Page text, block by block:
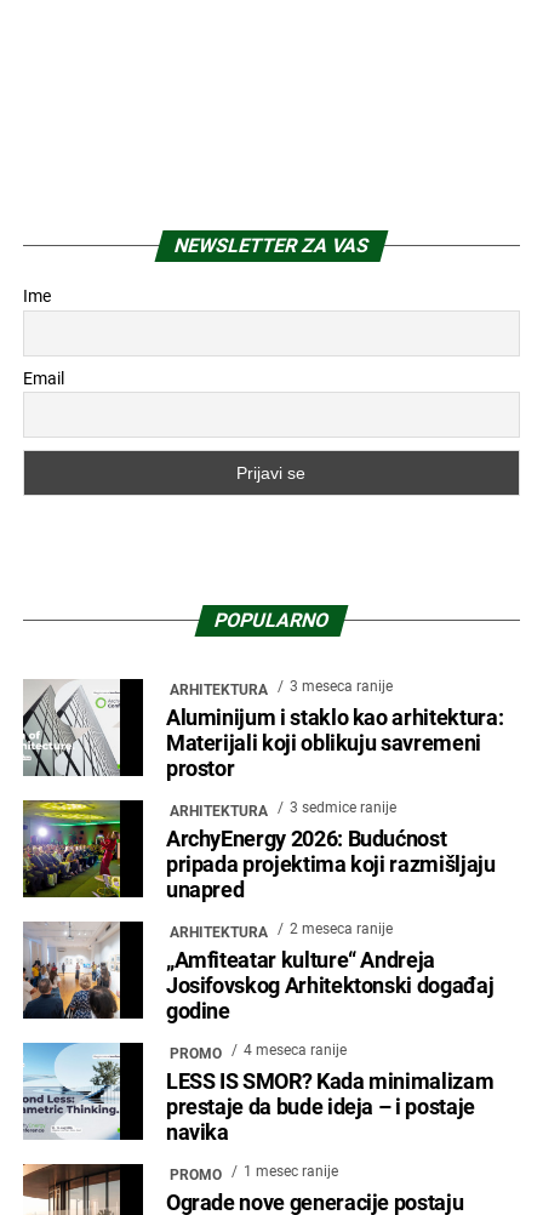
NEWSLETTER ZA VAS
Ime
Email
POPULARNO
ARHITEKTURA 3 meseca ranije
Aluminijum i staklo kao arhitektura:
Materijali koji oblikuju savremeni
prostor
ARHITEKTURA 3 sedmice ranije
ArchyEnergy 2026: Budućnost
pripada projektima koji razmišljaju
unapred
ARHITEKTURA 2 meseca ranije
„Amfiteatar kulture“ Andreja
Josifovskog Arhitektonski događaj
godine
PROMO 4 meseca ranije
LESS IS SMOR? Kada minimalizam
prestaje da bude ideja – i postaje
navika
PROMO 1 mesec ranije
Ograde nove generacije postaju